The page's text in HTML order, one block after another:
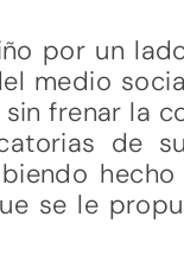
por un
medio
frenar la
de
se le